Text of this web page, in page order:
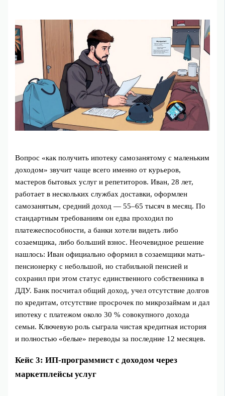
Вопрос «как получить ипотеку самозанятому с маленьким
доходом» звучит чаще всего именно от курьеров,
мастеров бытовых услуг и репетиторов. Иван, 28 лет,
работает в нескольких службах доставки, оформлен
самозанятым, средний доход — 55–65 тысяч в месяц. По
стандартным требованиям он едва проходил по
платежеспособности, а банки хотели видеть либо
созаемщика, либо больший взнос. Неочевидное решение
нашлось: Иван официально оформил в созаемщики мать-
пенсионерку с небольшой, но стабильной пенсией и
сохранил при этом статус единственного собственника в
ДДУ. Банк посчитал общий доход, учел отсутствие долгов
по кредитам, отсутствие просрочек по микрозаймам и дал
ипотеку с платежом около 30 % совокупного дохода
семьи. Ключевую роль сыграла чистая кредитная история
и полностью «белые» переводы за последние 12 месяцев.
Кейс 3: ИП-программист с доходом через
маркетплейсы услуг